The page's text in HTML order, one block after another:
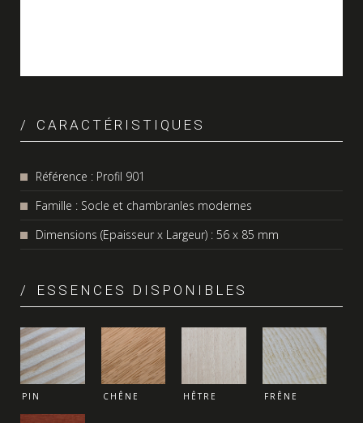
CARACTÉRISTIQUES
Référence : Profil 901
Famille : Socle et chambranles modernes
Dimensions (Epaisseur x Largeur) : 56 x 85 mm
ESSENCES DISPONIBLES
PIN CHÊNE HÊTRE FRÊNE